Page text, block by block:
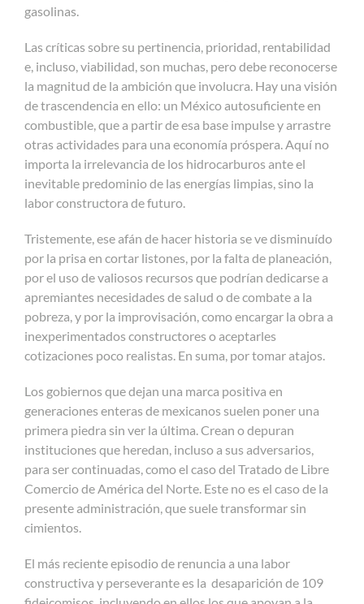
gasolinas.
Las críticas sobre su pertinencia, prioridad, rentabilidad
e, incluso, viabilidad, son muchas, pero debe reconocerse
la magnitud de la ambición que involucra. Hay una visión
de trascendencia en ello: un México autosuficiente en
combustible, que a partir de esa base impulse y arrastre
otras actividades para una economía próspera. Aquí no
importa la irrelevancia de los hidrocarburos ante el
inevitable predominio de las energías limpias, sino la
labor constructora de futuro.
Tristemente, ese afán de hacer historia se ve disminuído
por la prisa en cortar listones, por la falta de planeación,
por el uso de valiosos recursos que podrían dedicarse a
apremiantes necesidades de salud o de combate a la
pobreza, y por la improvisación, como encargar la obra a
inexperimentados constructores o aceptarles
cotizaciones poco realistas. En suma, por tomar atajos.
Los gobiernos que dejan una marca positiva en
generaciones enteras de mexicanos suelen poner una
primera piedra sin ver la última. Crean o depuran
instituciones que heredan, incluso a sus adversarios,
para ser continuadas, como el caso del Tratado de Libre
Comercio de América del Norte. Este no es el caso de la
presente administración, que suele transformar sin
cimientos.
El más reciente episodio de renuncia a una labor
constructiva y perseverante es la desaparición de 109